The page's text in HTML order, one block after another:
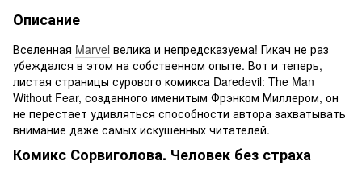
Описание
Вселенная Marvel велика и непредсказуема! Гикач не раз
убеждался в этом на собственном опыте. Вот и теперь,
листая страницы сурового комикса Daredevil: The Man
Without Fear, созданного именитым Фрэнком Миллером, он
не перестает удивляться способности автора захватывать
внимание даже самых искушенных читателей.
Комикс Сорвиголова. Человек без страха